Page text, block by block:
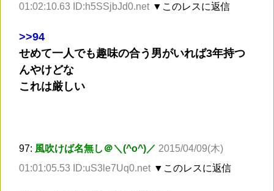
01:02:10.63 ID:h5SSjbJd0.net ▼このレスに返信
>>94
せめて一人でも趣味の合う男がいれば3年持つ
んやけどな
これは厳しい
97: 風吹けば名無し＠＼(^o^)／ 2015/04/09(木)
01:01:05.53 ID:uS3le7Uq0.net ▼このレスに返信